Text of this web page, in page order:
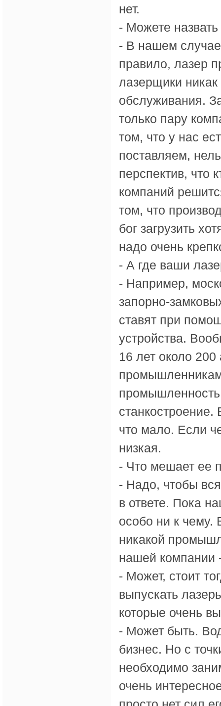
нет.
- Можете
- В нашем случае
правило, лазер
лазерщики никак
обслуживания.
только пару
том, что у нас
поставляем,
перспектив, что
компаний
том, что
бог загрузить
надо очень
- А где ваши
- Например,
запорно-
ставят при
устройства.
16 лет около
станкостроение.
что мало. Если
низкая.
- Что мешает ее
- Надо, чтобы
в ответе. Пока
особо ни к чему.
никакой
нашей компании
- Может, стоит
выпускать
которые очень
- Может быть.
бизнес. Но с
необходимо
очень